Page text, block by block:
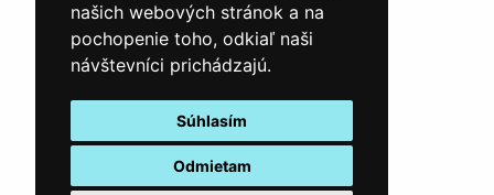
našich webových stránok a na
pochopenie toho, odkiaľ naši
návštevníci prichádzajú.
Súhlasím
Odmietam